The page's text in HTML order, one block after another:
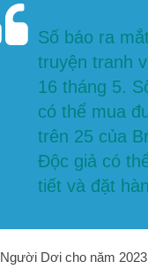
Số báo ra
truyện tranh
16 tháng 5.
có thể mua
trên 25 của
Độc giả có
tiết và đặt
Dơi cho năm